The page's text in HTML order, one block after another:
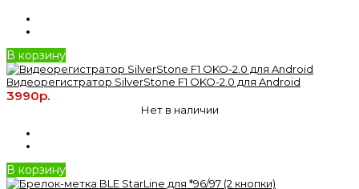
В корзину
Видеорегистратор SilverStone F1 OKO-2.0 для Android
3990р.
Нет в наличии
В корзину